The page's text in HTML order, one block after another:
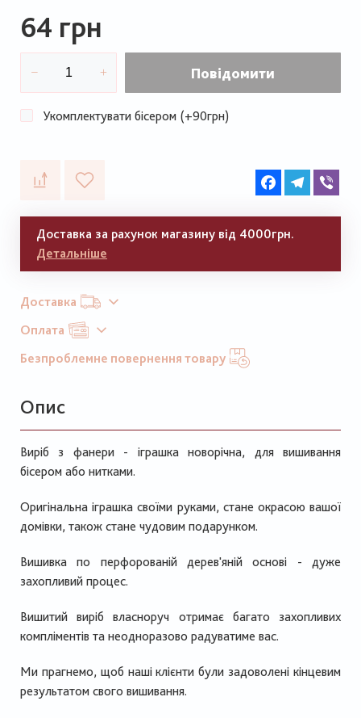
64 грн
Повідомити
Укомплектувати бісером (+90грн)
FacebookTelegram
Доставка за рахунок магазину від 4000грн.
Детальніше
Доставка
Оплата
Безпроблемне повернення товару
Опис
Виріб з фанери - іграшка новорічна, для вишивання
бісером або нитками.
Оригінальна іграшка своїми руками, стане окрасою вашої
домівки, також стане чудовим подарунком.
Вишивка по перфорованій дерев'яній основі - дуже
захопливий процес.
Вишитий виріб власноруч отримає багато захопливих
компліментів та неодноразово радуватиме вас.
Ми прагнемо, щоб наші клієнти були задоволені кінцевим
результатом свого вишивання.